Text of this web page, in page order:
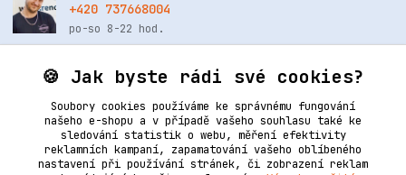
+420 737668004
po-so 8-22 hod.
info@renovacekuze.cz
🍪 Jak byste rádi své cookies?
Soubory cookies používáme ke správnému fungování
našeho e-shopu a v případě vašeho souhlasu také ke
sledování statistik o webu, měření efektivity
reklamních kampaní, zapamatování vašeho oblíbeného
nastavení při používání stránek, či zobrazení reklam